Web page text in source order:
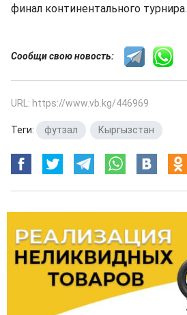
финал континентального турнира.
Сообщи свою новость:
URL: https://www.vb.kg/446969
Теги: футзал Кыргызстан